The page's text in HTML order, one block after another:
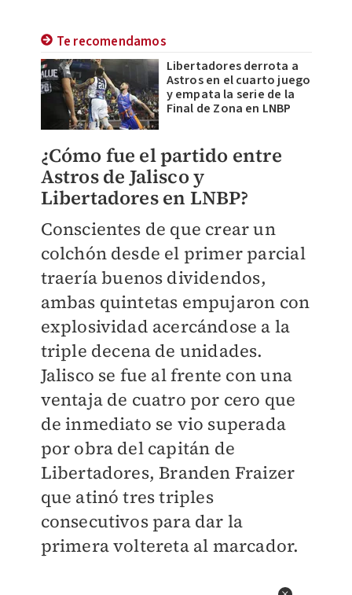
Te recomendamos
Libertadores derrota a
Astros en el cuarto juego
y empata la serie de la
Final de Zona en LNBP
¿Cómo fue el partido entre
Astros de Jalisco y
Libertadores en LNBP?
Conscientes de que crear un
colchón desde el primer parcial
traería buenos dividendos,
ambas quintetas empujaron con
explosividad acercándose a la
triple decena de unidades.
Jalisco se fue al frente con una
ventaja de cuatro por cero que
de inmediato se vio superada
por obra del capitán de
Libertadores, Branden Fraizer
que atinó tres triples
consecutivos para dar la
primera voltereta al marcador.